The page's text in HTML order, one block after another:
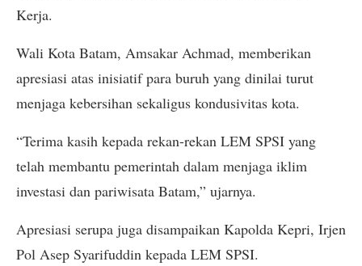
Kerja.
Wali Kota Batam, Amsakar Achmad, memberikan
apresiasi atas inisiatif para buruh yang dinilai turut
menjaga kebersihan sekaligus kondusivitas kota.
“Terima kasih kepada rekan-rekan LEM SPSI yang
telah membantu pemerintah dalam menjaga iklim
investasi dan pariwisata Batam,” ujarnya.
Apresiasi serupa juga disampaikan Kapolda Kepri, Irjen
Pol Asep Syarifuddin kepada LEM SPSI.